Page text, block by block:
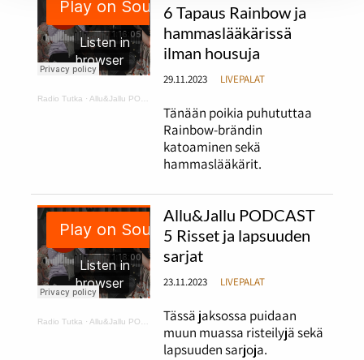
Radio Tutka · Allu&Jallu PODCAST 6 Tapaus Rainbow ja hammaslääkärissä ilman housuja
6 Tapaus Rainbow ja
hammaslääkärissä
ilman housuja
29.11.2023 LIVEPALAT
Tänään poikia puhututtaa
Rainbow-brändin
katoaminen sekä
hammaslääkärit.
Radio Tutka · Allu&Jallu PODCAST 5 Risset ja lapsuuden sarjat
Allu&Jallu PODCAST
5 Risset ja lapsuuden
sarjat
23.11.2023 LIVEPALAT
Tässä jaksossa puidaan
muun muassa risteilyjä sekä
lapsuuden sarjoja.